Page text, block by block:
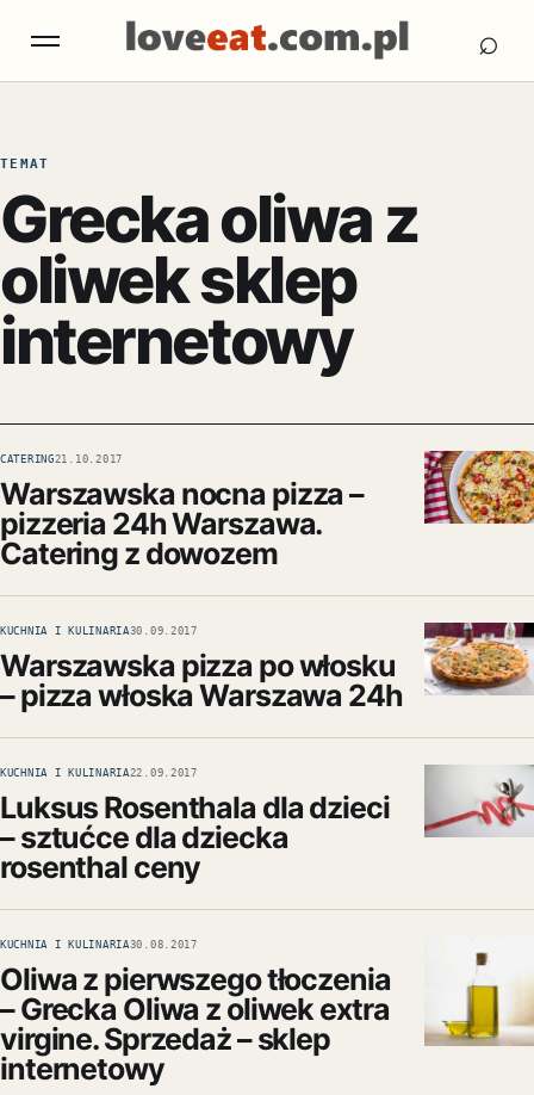
Otwórz menu ⌕
TEMAT
Grecka oliwa z
oliwek sklep
internetowy
CATERING21.10.2017
Warszawska nocna pizza –
pizzeria 24h Warszawa.
Catering z dowozem
KUCHNIA I KULINARIA30.09.2017
Warszawska pizza po włosku
– pizza włoska Warszawa 24h
KUCHNIA I KULINARIA22.09.2017
Luksus Rosenthala dla dzieci
– sztućce dla dziecka
rosenthal ceny
KUCHNIA I KULINARIA30.08.2017
Oliwa z pierwszego tłoczenia
– Grecka Oliwa z oliwek extra
virgine. Sprzedaż – sklep
internetowy